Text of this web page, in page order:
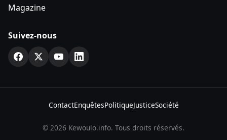
Magazine
Suivez-nous
ContactEnquêtesPolitiqueJusticeSociété
© 2026 Kewoulo.info. Tous droits réservés.